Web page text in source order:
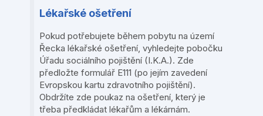
Lékařské ošetření
Pokud potřebujete během pobytu na území
Řecka lékařské ošetření, vyhledejte pobočku
Úřadu sociálního pojištění (I.K.A.). Zde
předložte formulář E111 (po jejím zavedení
Evropskou kartu zdravotního pojištění).
Obdržíte zde poukaz na ošetření, který je
třeba předkládat lékařům a lékárnám.